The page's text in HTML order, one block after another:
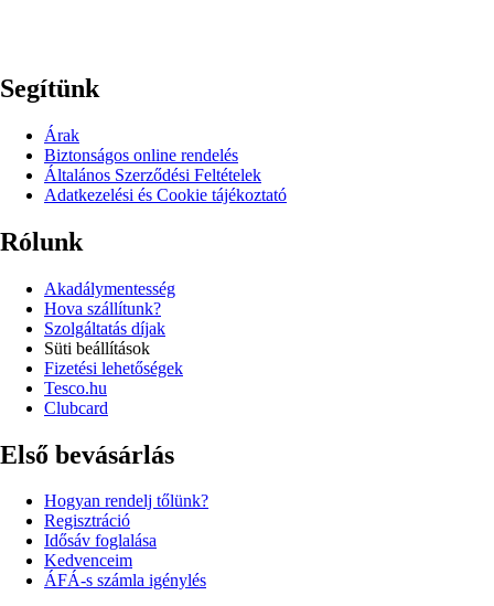
Segítünk
Árak
Biztonságos online rendelés
Általános Szerződési Feltételek
Adatkezelési és Cookie tájékoztató
Rólunk
Akadálymentesség
Hova szállítunk?
Szolgáltatás díjak
Süti beállítások
Fizetési lehetőségek
Tesco.hu
Clubcard
Első bevásárlás
Hogyan rendelj tőlünk?
Regisztráció
Idősáv foglalása
Kedvenceim
ÁFÁ-s számla igénylés